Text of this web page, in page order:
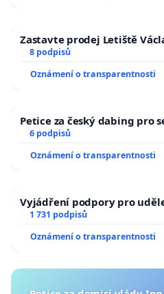
Zastavte prodej Letiště
8 podpisů
Oznámení o transparentnosti
Petice za český dabing pro
6 podpisů
Oznámení o transparentnosti
Vyjádření podpory pro
1 731 podpisů
Oznámení o transparentnosti